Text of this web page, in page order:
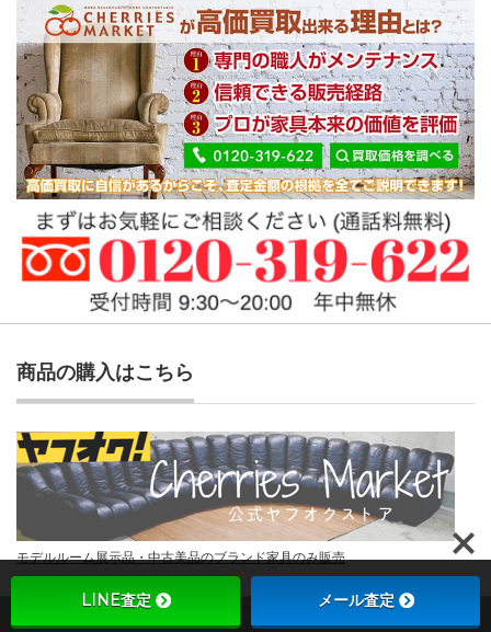
商品の購入はこちら
モデルルーム展示品・中古美品のブランド家具のみ販売
LINE査定 メール査定